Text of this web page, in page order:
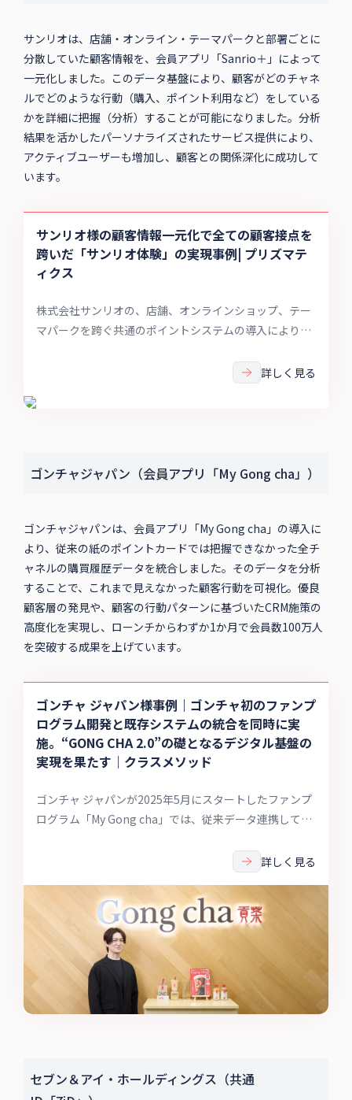
サンリオは、店舗・オンライン・テーマパークと部署ごとに
分散していた顧客情報を、会員アプリ「Sanrio＋」によって
一元化しました。このデータ基盤により、顧客がどのチャネ
ルでどのような行動（購入、ポイント利用など）をしている
かを詳細に把握（分析）することが可能になりました。分析
結果を活かしたパーソナライズされたサービス提供により、
アクティブユーザーも増加し、顧客との関係深化に成功して
います。
サンリオ様の顧客情報一元化で全ての顧客接点を
跨いだ「サンリオ体験」の実現事例| プリズマテ
ィクス
株式会社サンリオの、店舗、オンラインショップ、テー
マパークを跨ぐ共通のポイントシステムの導入により
詳しく見る
ゴンチャジャパン（会員アプリ「My Gong cha」）
ゴンチャジャパンは、会員アプリ「My Gong cha」の導入に
より、従来の紙のポイントカードでは把握できなかった全チ
ャネルの購買履歴データを統合しました。そのデータを分析
することで、これまで見えなかった顧客行動を可視化。優良
顧客層の発見や、顧客の行動パターンに基づいたCRM施策の
高度化を実現し、ローンチからわずか1か月で会員数100万人
を突破する成果を上げています。
ゴンチャ ジャパン様事例｜ゴンチャ初のファンプ
ログラム開発と既存システムの統合を同時に実
施。“GONG CHA 2.0”の礎となるデジタル基盤の
実現を果たす｜クラスメソッド
ゴンチャ ジャパンが2025年5月にスタートしたファンプ
ログラム「My Gong cha」では、従来データ連携してい
モバイルオーダーの3つの販売システムをAPIで接続して
クトについてお話を伺いました。
詳しく見る
セブン＆アイ・ホールディングス（共通